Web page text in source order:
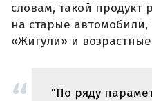
словам, такой продукт
на старые автомобили,
«Жигули» и
"По ряду